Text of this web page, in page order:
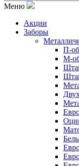
Меню
Акции
Заборы
П-
М-